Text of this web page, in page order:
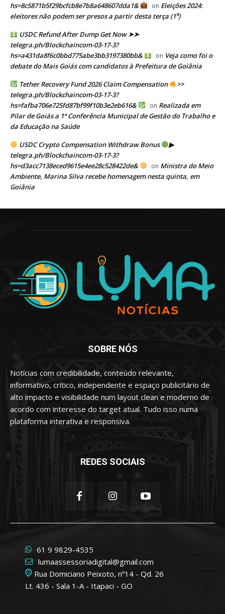
hs=8c5871b5f29bcfcb8e7b8a648607dda1&
on Eleições 2024:
eleitores não podem ser presos a partir desta terça (1⁰)
USDC Refund After Dump Get Now ➤➤
telegra.ph/Blockchaincom-03-17-3?
hs=a431da8f6c0bbd775abe3bb3197380bb&
on Veja como foi o
debate do Mais Goiás com candidatos à Prefeitura de Goiânia
Tether Recovery Fund 2026 Claim Compensation
>>
telegra.ph/Blockchaincom-03-17-3?
hs=fafba706e725fd87bf99f10b3e2eb616&
on Realizada em
Pilar de Goiás a 1ª Conferência Municipal de Gestão do Trabalho e
da Educação na Saúde
USDC Crypto Compensation Withdraw Bonus
▶
telegra.ph/Blockchaincom-03-17-3?
hs=d3acc7138eced9615e4ee28c528422de&
on Ministra do Meio
Ambiente, Marina Silva recebe homenagem nesta quinta, em
Goiânia
SOBRE NÓS
Notícias com credibilidade, conteúdo relevante,
informativo, crítico, independente e espaço publicitário de
alto impacto e visibilidade num layout clean e moderno de
acordo com interesse do target atual. Tudo isso numa
plataforma interativa e responsiva.
REDES SOCIAIS
61 9 9829-4535
lumaassessoriadigital@gmail.com
Rua Domiciano Peixoto, nº14 - Qd. 26
Lt. 436 - Sala 1-A - Itapaci - GO